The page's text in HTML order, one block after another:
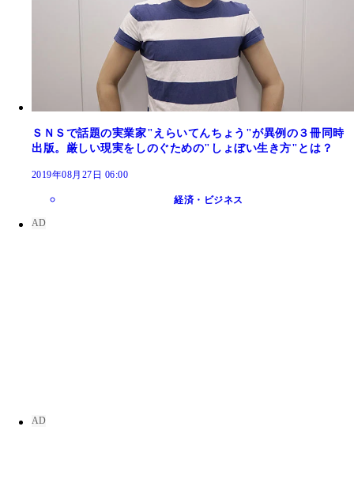
ＳＮＳで話題の実業家"えらいてんちょう"が異例の３冊同時
出版。厳しい現実をしのぐための"しょぼい生き方"とは？
2019年08月27日 06:00
経済・ビジネス